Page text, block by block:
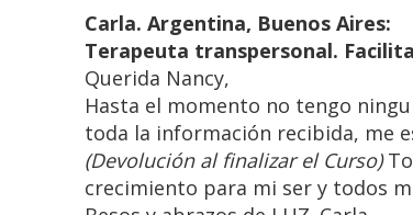
Carla. Argentina, Buenos Aires:
Terapeuta transpersonal.
Querida Nancy,
Hasta el momento no tengo
toda la información recibida, me
(Devolución al finalizar el Curso)
crecimiento para mi ser y todos